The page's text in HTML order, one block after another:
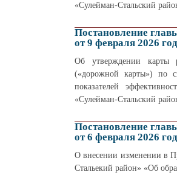
«Сулейман-Стальский
Постановление
от 9 февраля 2026
Об утверждении карты
(«дорожной карты») по
показателей
«Сулейман-Стальский
Постановление
от 6 февраля 2026
О внесении изменении в
Стальекий район» «Об